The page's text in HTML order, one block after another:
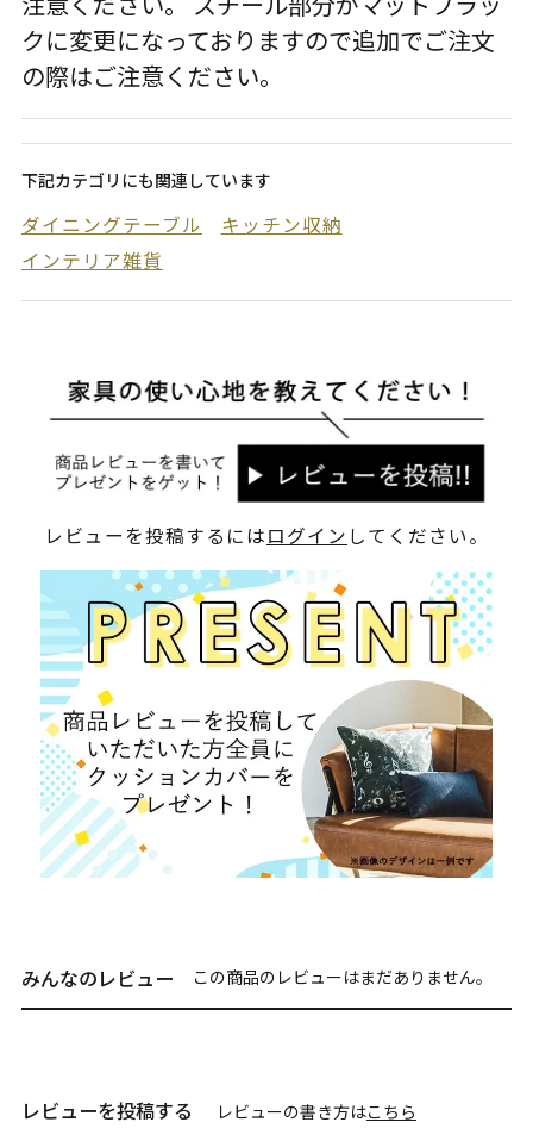
クに変更になっておりますので追加でご注文
の際はご注意ください。
下記カテゴリにも関連しています
ダイニングテーブル
キッチン収納
インテリア雑貨
レビューを投稿するにはログイン してください。
みんなのレビュー この商品のレビューはまだありません。
レビューを投稿する レビューの書き方はこちら